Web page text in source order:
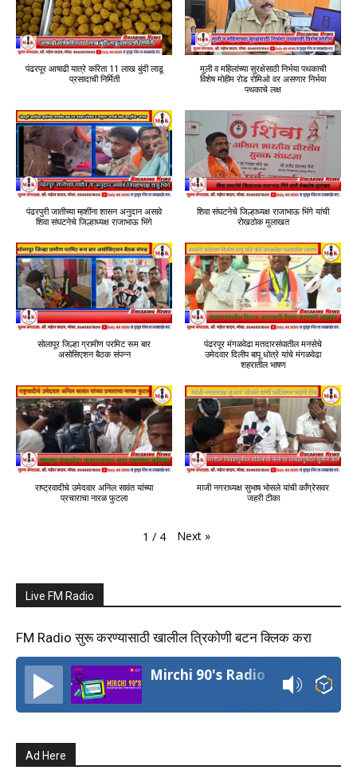
पंढरपूर आषाढी यात्रे करिता 11 लाख बुंदी लाडू
प्रसादाची निर्मिती
मुली व महिलांच्या सुरक्षेसाठी निर्भया पथकाची
विशेष मोहीम रोड रोमिओ वर असणार निर्भया
पथकाचे लक्ष
पंढरपुरी जातीच्या म्हशींना शासन अनुदान असावे
शिवा संघटनेचे जिल्हाध्यक्ष राजाभाऊ भिंगे
शिवा संघटनेचे जिल्हाध्यक्ष राजाभाऊ भिंगे यांची
रोखठोक मुलाखत
सोलापूर जिल्हा ग्रामीण परमिट रूम बार
असोसिएशन बैठक संपन्न
पंढरपूर मंगळवेढा मतदारसंघातील मनसेचे
उमेदवार दिलीप बापू धोत्रे यांचे मंगळवेढा
शहरातील भाषण
राष्ट्रवादीचे उमेदवार अनिल सावंत यांच्या
प्रचाराचा नारळ फुटला
माजी नगराध्यक्ष सुभाष भोसले यांची काँग्रेसवर
जहरी टीका
1 / 4 Next »
Live FM Radio
FM Radio सुरू करण्यासाठी खालील त्रिकोणी बटन क्लिक करा
Mirchi 90's Radio
Ad Here